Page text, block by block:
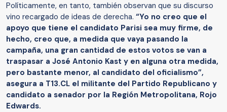
Políticamente, en tanto, también observan que su discurso
vino recargado de ideas de derecha. “Yo no creo que el
apoyo que tiene el candidato Parisi sea muy firme, de
hecho, creo que, a medida que vaya pasando la
campaña, una gran cantidad de estos votos se van a
traspasar a José Antonio Kast y en alguna otra medida,
pero bastante menor, al candidato del oficialismo”,
asegura a T13.CL el militante del Partido Republicano y
candidato a senador por la Región Metropolitana, Rojo
Edwards.